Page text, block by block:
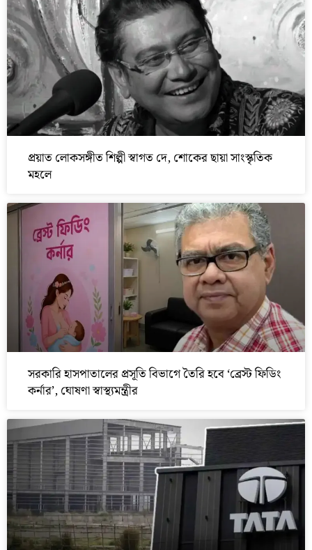
প্রয়াত লোকসঙ্গীত শিল্পী স্বাগত দে, শোকের ছায়া সাংস্কৃতিক
মহলে
সরকারি হাসপাতালের প্রসূতি বিভাগে তৈরি হবে ‘ব্রেস্ট ফিডিং
কর্নার’, ঘোষণা স্বাস্থ্যমন্ত্রীর